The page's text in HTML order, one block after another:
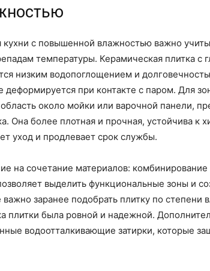
с повышенной влажностью важно
температуры. Керамическая плитка с
низким водопоглощением и
деформируется при контакте с паром. Для
около мойки или варочной панели,
Она более плотная и прочная, устойчива
уход и продлевает срок службы.
на сочетание материалов: комбинирование
выделить функциональные зоны и
заранее подобрать плитку по степени
плитки была ровной и надежной.
водоотталкивающие затирки, которые